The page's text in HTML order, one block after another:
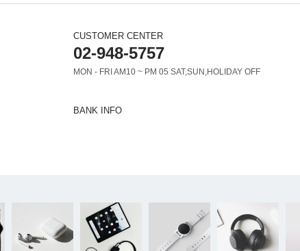
CUSTOMER CENTER
02-948-5757
MON - FRI AM10 ~ PM 05 SAT,SUN,HOLIDAY OFF
BANK INFO